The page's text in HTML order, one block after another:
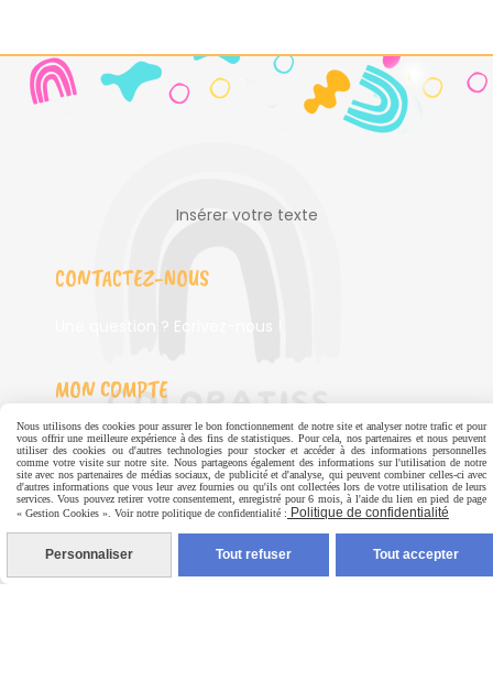
Insérer votre texte
CONTACTEZ-NOUS
Une question ? Ecrivez-nous !
MON COMPTE
Mes commandes
Données personnelles
INFORMATIONS
Nous utilisons des cookies pour assurer le bon fonctionnement de notre site et analyser notre trafic et pour
vous offrir une meilleure expérience à des fins de statistiques. Pour cela, nos partenaires et nous peuvent
utiliser des cookies ou d'autres technologies pour stocker et accéder à des informations personnelles
comme votre visite sur notre site. Nous partageons également des informations sur l'utilisation de notre
site avec nos partenaires de médias sociaux, de publicité et d'analyse, qui peuvent combiner celles-ci avec
d'autres informations que vous leur avez fournies ou qu'ils ont collectées lors de votre utilisation de leurs
services. Vous pouvez retirer votre consentement, enregistré pour 6 mois, à l'aide du lien en pied de page
« Gestion Cookies ». Voir notre politique de confidentialité : Politique de confidentialité
Personnaliser Tout refuser Tout accepter